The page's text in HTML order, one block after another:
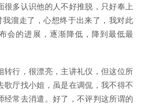
很多认识他的人不好推脱，只好奉上
溜走了，心想终于出来了，我对此
会的进展，逐渐降低，降到最低最
转行，很漂亮，主讲礼仪，但这位所
歌厅找小姐，虽是在调侃，我不得不
经常去消遣。好了，不评判这所谓的